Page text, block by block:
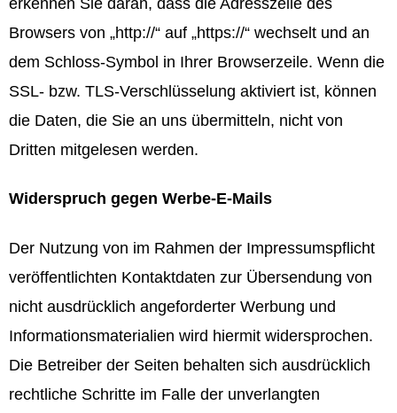
Browsers von „http://“ auf „https://“ wechselt und an
dem Schloss-Symbol in Ihrer Browserzeile. Wenn die
SSL- bzw. TLS-Verschlüsselung aktiviert ist, können
die Daten, die Sie an uns übermitteln, nicht von
Dritten mitgelesen werden.
Widerspruch gegen Werbe-E-Mails
Der Nutzung von im Rahmen der Impressumspflicht
veröffentlichten Kontaktdaten zur Übersendung von
nicht ausdrücklich angeforderter Werbung und
Informationsmaterialien wird hiermit widersprochen.
Die Betreiber der Seiten behalten sich ausdrücklich
rechtliche Schritte im Falle der unverlangten